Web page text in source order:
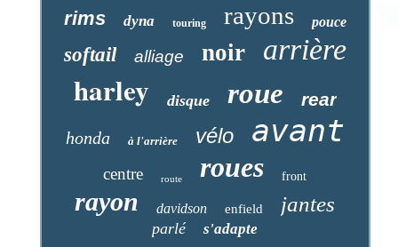
rims dyna touring rayons pouce
softail alliage noir arrière
harley disque roue rear
honda à l'arrière vélo avant
centre route roues front
rayon davidson enfield jantes
parlé s'adapte